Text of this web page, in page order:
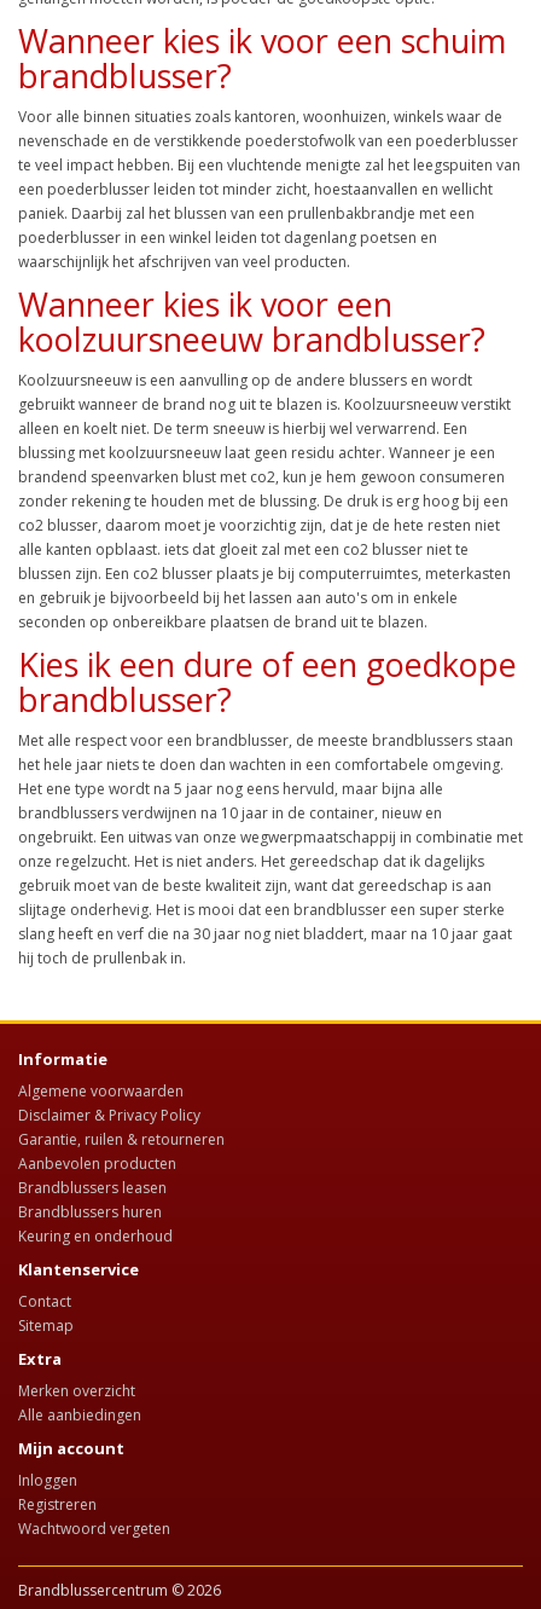
Wanneer kies ik voor een schuim
brandblusser?
Voor alle binnen situaties zoals kantoren, woonhuizen, winkels waar de
nevenschade en de verstikkende poederstofwolk van een poederblusser
te veel impact hebben. Bij een vluchtende menigte zal het leegspuiten van
een poederblusser leiden tot minder zicht, hoestaanvallen en wellicht
paniek. Daarbij zal het blussen van een prullenbakbrandje met een
poederblusser in een winkel leiden tot dagenlang poetsen en
waarschijnlijk het afschrijven van veel producten.
Wanneer kies ik voor een
koolzuursneeuw brandblusser?
Koolzuursneeuw is een aanvulling op de andere blussers en wordt
gebruikt wanneer de brand nog uit te blazen is. Koolzuursneeuw verstikt
alleen en koelt niet. De term sneeuw is hierbij wel verwarrend. Een
blussing met koolzuursneeuw laat geen residu achter. Wanneer je een
brandend speenvarken blust met co2, kun je hem gewoon consumeren
zonder rekening te houden met de blussing. De druk is erg hoog bij een
co2 blusser, daarom moet je voorzichtig zijn, dat je de hete resten niet
alle kanten opblaast. iets dat gloeit zal met een co2 blusser niet te
blussen zijn. Een co2 blusser plaats je bij computerruimtes, meterkasten
en gebruik je bijvoorbeeld bij het lassen aan auto's om in enkele
seconden op onbereikbare plaatsen de brand uit te blazen.
Kies ik een dure of een goedkope
brandblusser?
Met alle respect voor een brandblusser, de meeste brandblussers staan
het hele jaar niets te doen dan wachten in een comfortabele omgeving.
Het ene type wordt na 5 jaar nog eens hervuld, maar bijna alle
brandblussers verdwijnen na 10 jaar in de container, nieuw en
ongebruikt. Een uitwas van onze wegwerpmaatschappij in combinatie met
onze regelzucht. Het is niet anders. Het gereedschap dat ik dagelijks
gebruik moet van de beste kwaliteit zijn, want dat gereedschap is aan
slijtage onderhevig. Het is mooi dat een brandblusser een super sterke
slang heeft en verf die na 30 jaar nog niet bladdert, maar na 10 jaar gaat
hij toch de prullenbak in.
Informatie
Algemene voorwaarden
Disclaimer & Privacy Policy
Garantie, ruilen & retourneren
Aanbevolen producten
Brandblussers leasen
Brandblussers huren
Keuring en onderhoud
Klantenservice
Contact
Sitemap
Extra
Merken overzicht
Alle aanbiedingen
Mijn account
Inloggen
Registreren
Wachtwoord vergeten
Brandblussercentrum © 2026